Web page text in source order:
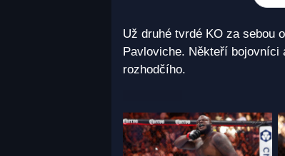
Už druhé tvrdé KO za sebou
Pavloviche. Někteří
rozhodčího.